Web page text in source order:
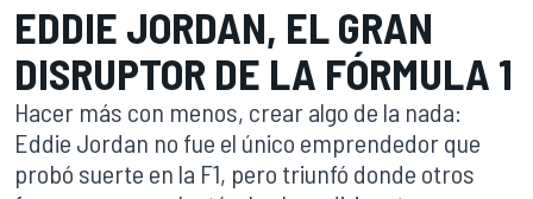
EDDIE JORDAN, EL GRAN
DISRUPTOR DE LA FÓRMULA 1
Hacer más con menos, crear algo de la nada:
Eddie Jordan no fue el único emprendedor que
probó suerte en la F1, pero triunfó donde otros